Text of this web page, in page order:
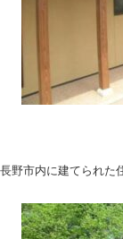
長野市内に建てられた